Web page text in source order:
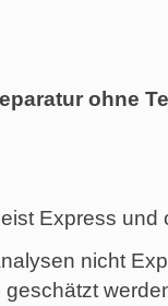
ohne
Express und
nicht